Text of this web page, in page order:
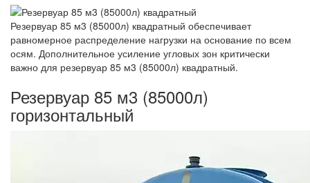
Резервуар 85 м3 (85000л) квадратный обеспечивает
равномерное распределение нагрузки на основание по всем
осям. Дополнительное усиление угловых зон критически
важно для резервуар 85 м3 (85000л) квадратный.
Резервуар 85 м3 (85000л)
горизонтальный